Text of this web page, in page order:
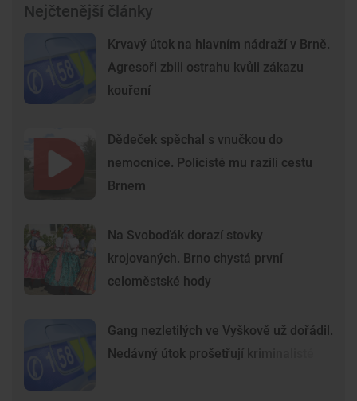
Nejčtenější články
Krvavý útok na hlavním nádraží v Brně.
Agresoři zbili ostrahu kvůli zákazu
kouření
Dědeček spěchal s vnučkou do
nemocnice. Policisté mu razili cestu
Brnem
Na Svoboďák dorazí stovky
krojovaných. Brno chystá první
celoměstské hody
Gang nezletilých ve Vyškově už dořádil.
Nedávný útok prošetřují kriminalisté